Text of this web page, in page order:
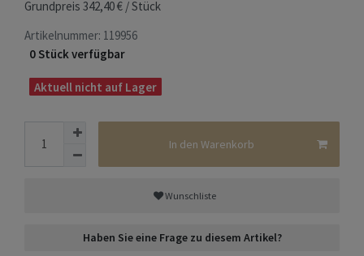
Grundpreis 342,40 € / Stück
Artikelnummer: 119956
0 Stück verfügbar
Aktuell nicht auf Lager
In den Warenkorb
Wunschliste
Haben Sie eine Frage zu diesem Artikel?